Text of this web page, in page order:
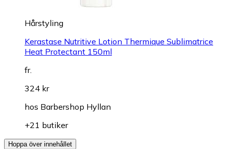
Hårstyling
Kerastase Nutritive Lotion Thermique Sublimatrice
Heat Protectant 150ml
fr.
324 kr
hos Barbershop Hyllan
+21 butiker
Hoppa över innehållet